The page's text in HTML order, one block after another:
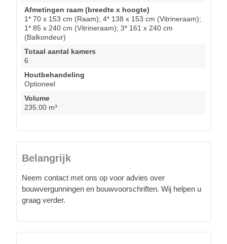
Afmetingen raam (breedte x hoogte)
1* 70 x 153 cm (Raam); 4* 138 x 153 cm (Vitrineraam);
1* 85 x 240 cm (Vitrineraam); 3* 161 x 240 cm
(Balkondeur)
Totaal aantal kamers
6
Houtbehandeling
Optioneel
Volume
235.00 m³
Belangrijk
Neem contact met ons op voor advies over
bouwvergunningen en bouwvoorschriften. Wij helpen u
graag verder.